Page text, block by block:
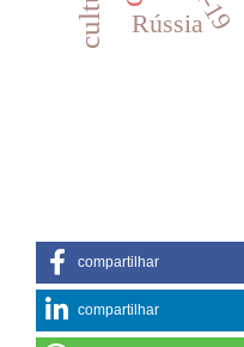
Rússia
compartilhar
compartilhar